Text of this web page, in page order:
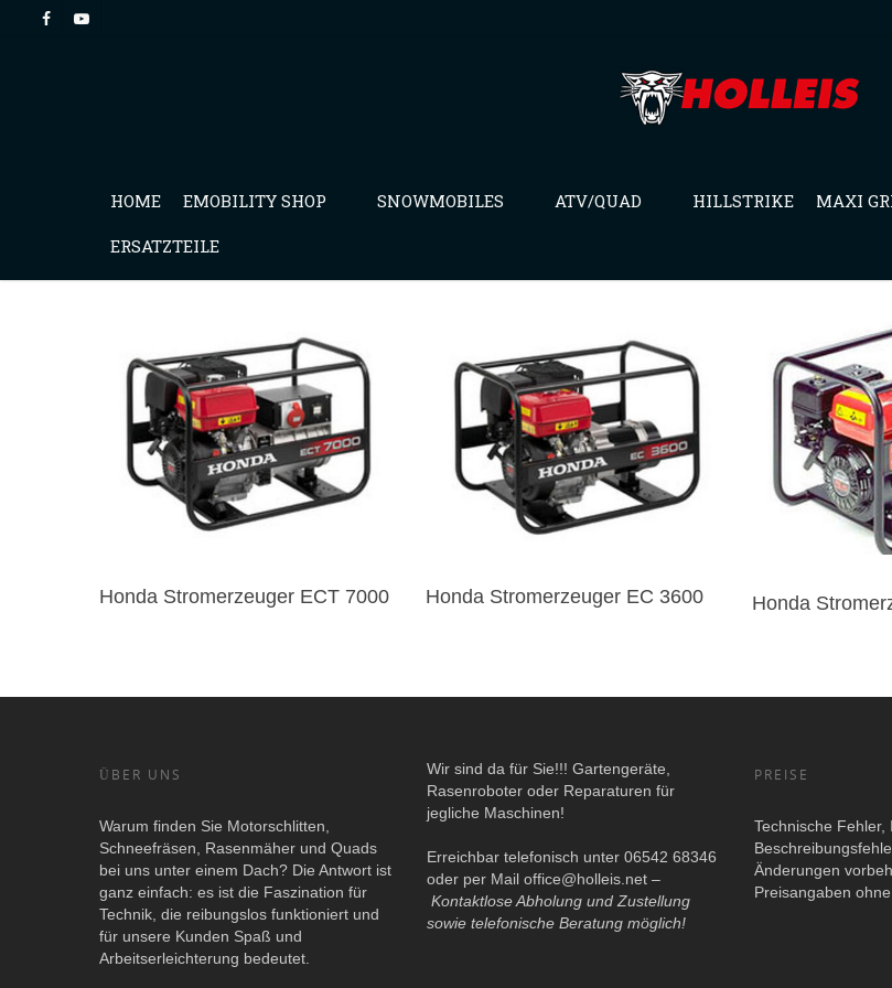
HOME EMOBILITY SHOP SNOWMOBILES ATV/QUAD HILLSTRIKE MAXI
ERSATZTEILE
Honda Stromerzeuger ECT 7000 Honda Stromerzeuger EC 3600 Honda
ÜBER UNS
Warum finden Sie Motorschlitten,
Schneefräsen, Rasenmäher und Quads
bei uns unter einem Dach? Die Antwort ist
ganz einfach: es ist die Faszination für
Technik, die reibungslos funktioniert und
für unsere Kunden Spaß und
Arbeitserleichterung bedeutet.
Wir sind da für Sie!!! Gartengeräte,
Rasenroboter oder Reparaturen für
jegliche Maschinen!
Erreichbar telefonisch unter 06542 68346
oder per Mail office@holleis.net–
Kontaktlose Abholung und Zustellung
sowie telefonische Beratung möglich!
PREISE
Technische Fehler,
Änderungen
Preisangaben